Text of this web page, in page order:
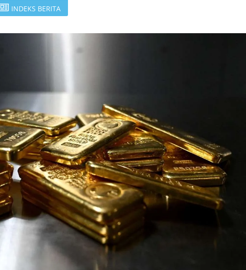
INDEKS BERITA